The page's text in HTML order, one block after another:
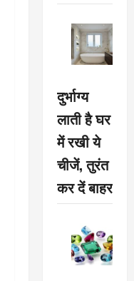
दुर्भाग्य
लाती है घर
में रखी ये
चीजें, तुरंत
कर दें बाहर